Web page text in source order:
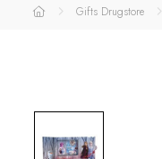
Gifts Drugstore